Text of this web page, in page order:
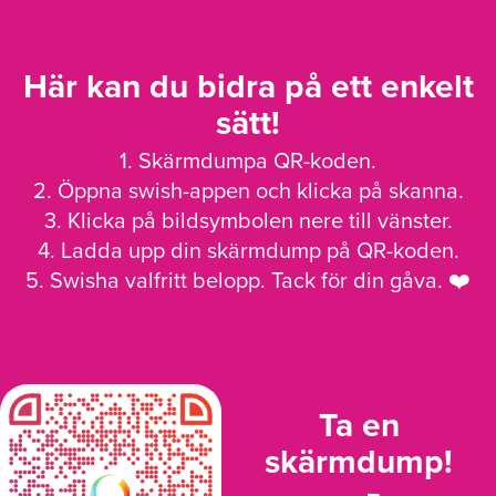
Här kan du bidra på ett enkelt
sätt!
1. Skärmdumpa QR-koden.
2. Öppna swish-appen och klicka på skanna.
3. Klicka på bildsymbolen nere till vänster.
4. Ladda upp din skärmdump på QR-koden.
5. Swisha valfritt belopp. Tack för din gåva. ❤️
Ta en
skärmdump!